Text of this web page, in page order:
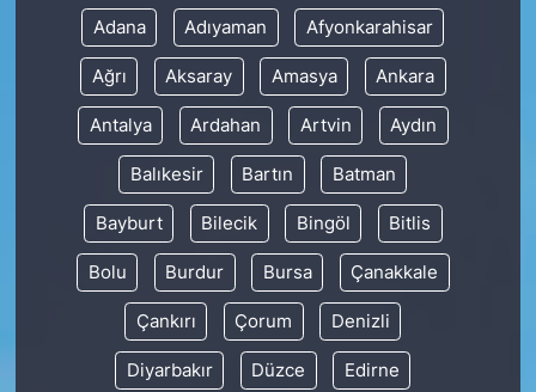
Adana Adıyaman Afyonkarahisar
Ağrı Aksaray Amasya Ankara
Antalya Ardahan Artvin Aydın
Balıkesir Bartın Batman
Bayburt Bilecik Bingöl Bitlis
Bolu Burdur Bursa Çanakkale
Çankırı Çorum Denizli
Diyarbakır Düzce Edirne